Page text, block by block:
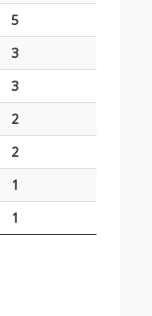
5
3
3
2
2
1
1